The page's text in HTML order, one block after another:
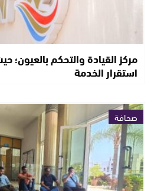
مركز القيادة والتحكم بالعيون؛
استقرار الخدمة
صحافة